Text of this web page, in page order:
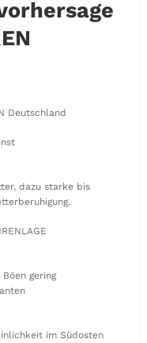
Deutschland
dazu starke bis
gering
im Südosten